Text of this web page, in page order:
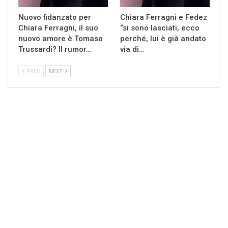
Nuovo fidanzato per
Chiara Ferragni, il suo
nuovo amore è Tomaso
Trussardi? Il rumor…
Chiara Ferragni e Fedez
“si sono lasciati, ecco
perché, lui è già andato
via di…
PREV NEXT